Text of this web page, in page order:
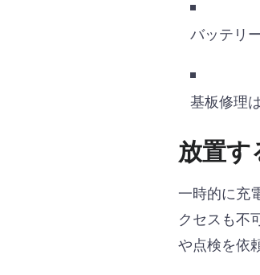
バッテリ
基板修理
放置す
一時的に充
クセスも不
や点検を依